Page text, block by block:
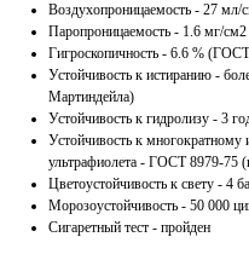
Воздухопроницаемость - 27
Паропроницаемость - 1.6 мг/
Гигроскопичность - 6.6 %
Устойчивость к истиранию -
Мартиндейла)
Устойчивость к гидролизу - 3
Устойчивость к многократному
ультрафиолета - ГОСТ 8979-75
Цветоустойчивость к свету - 4
Морозоустойчивость - 50 000
Сигаретный тест - пройден